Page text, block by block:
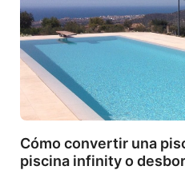
Cómo convertir una
piscina infinity o